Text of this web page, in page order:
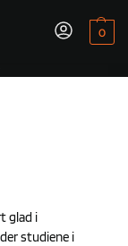
0
glad i
studiene i